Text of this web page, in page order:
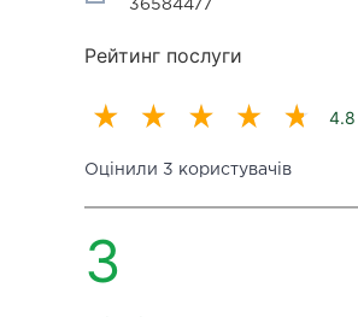
36584477
Рейтинг послуги
4.8
Оцінили 3 користувачів
3